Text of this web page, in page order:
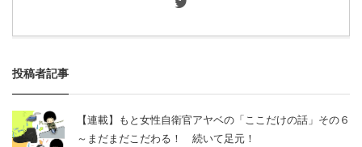
投稿者記事
【連載】もと女性自衛官アヤベの「ここだけの話」その６
～まだまだこだわる！ 続いて足元！